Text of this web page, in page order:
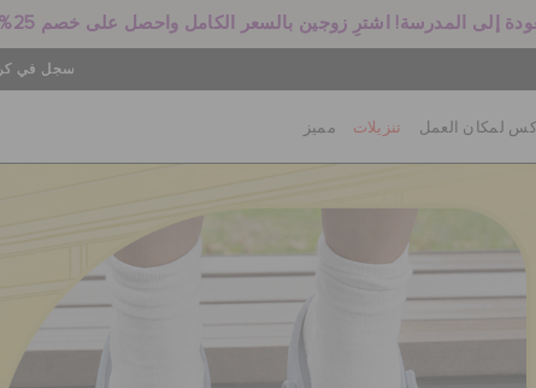
إلى المدرسة! اشترِ زوجين بالسعر الكامل واحصل على خصم 25%
سجل في
لمكان العمل تنزيلات مميز